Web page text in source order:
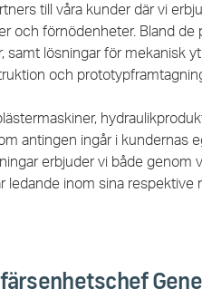
till våra kunder där vi
och förnödenheter. Bland
samt lösningar för mekanisk
och
antingen ingår i kundernas
erbjuder vi både genom
inom sina respektive